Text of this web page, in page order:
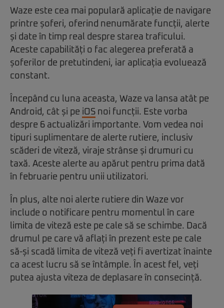
Waze este cea mai populară aplicație de navigare
printre șoferi, oferind nenumărate funcții, alerte
și date în timp real despre starea traficului.
Aceste capabilități o fac alegerea preferată a
șoferilor de pretutindeni, iar aplicația evoluează
constant.
Începând cu luna aceasta, Waze va lansa atât pe
Android, cât și pe iOS noi funcții. Este vorba
despre 6 actualizări importante. Vom vedea noi
tipuri suplimentare de alerte rutiere, inclusiv
scăderi de viteză, viraje strânse și drumuri cu
taxă. Aceste alerte au apărut pentru prima dată
în februarie pentru unii utilizatori.
În plus, alte noi alerte rutiere din Waze vor
include o notificare pentru momentul în care
limita de viteză este pe cale să se schimbe. Dacă
drumul pe care vă aflați în prezent este pe cale
să-și scadă limita de viteză veți fi avertizat înainte
ca acest lucru să se întâmple. În acest fel, veți
putea ajusta viteza de deplasare în consecință.